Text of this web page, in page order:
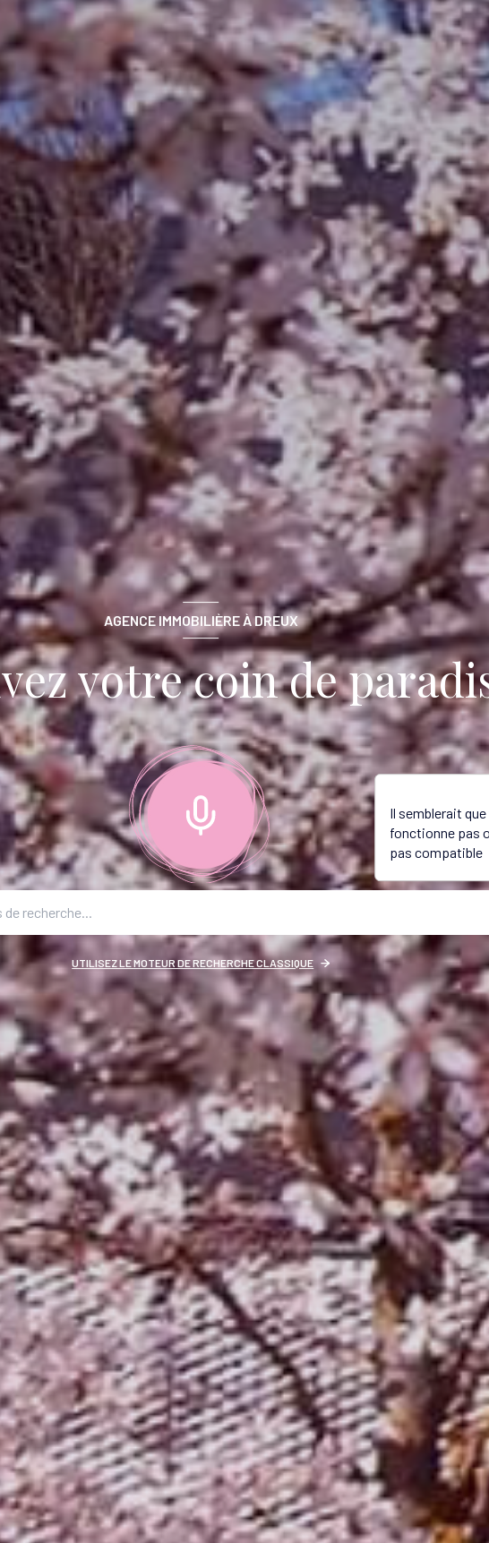
AGENCE IMMOBILIÈRE À DREUX
votre coin de
Il semblerait
fonctionne pas
pas compatible
UTILISEZ LE MOTEUR DE RECHERCHE CLASSIQUE